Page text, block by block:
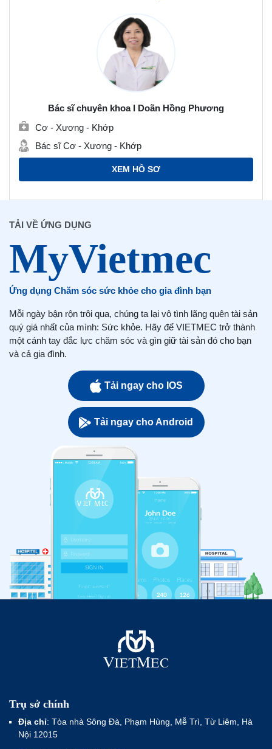
Bác sĩ chuyên khoa I Doãn Hồng Phương
Cơ - Xương - Khớp
Bác sĩ Cơ - Xương - Khớp
XEM HỒ SƠ
TẢI VỀ ỨNG DỤNG
Ứng dụng Chăm sóc sức khỏe cho gia đình bạn
Mỗi ngày bận rộn trôi qua, chúng ta lại vô tình lãng quên tài sản
quý giá nhất của mình: Sức khỏe. Hãy để VIETMEC trở thành
một cánh tay đắc lực chăm sóc và gìn giữ tài sản đó cho bạn
và cả gia đình.
Tải ngay cho IOS
Tải ngay cho Android
Trụ sở chính
Địa chỉ: Tòa nhà Sông Đà, Phạm Hùng, Mễ Trì, Từ Liêm, Hà
Nội 12015